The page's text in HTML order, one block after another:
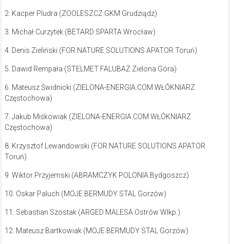
2. Kacper Pludra (ZOOLESZCZ GKM Grudziądz)
3. Michał Curzytek (BETARD SPARTA Wrocław)
4. Denis Zieliński (FOR NATURE SOLUTIONS APATOR Toruń)
5. Dawid Rempała (STELMET FALUBAZ Zielona Góra)
6. Mateusz Świdnicki (ZIELONA-ENERGIA.COM WŁÓKNIARZ
Częstochowa)
7. Jakub Miśkowiak (ZIELONA-ENERGIA.COM WŁÓKNIARZ
Częstochowa)
8. Krzysztof Lewandowski (FOR NATURE SOLUTIONS APATOR
Toruń)
9. Wiktor Przyjemski (ABRAMCZYK POLONIA Bydgoszcz)
10. Oskar Paluch (MOJE BERMUDY STAL Gorzów)
11. Sebastian Szostak (ARGED MALESA Ostrów Wlkp.)
12. Mateusz Bartkowiak (MOJE BERMUDY STAL Gorzów)